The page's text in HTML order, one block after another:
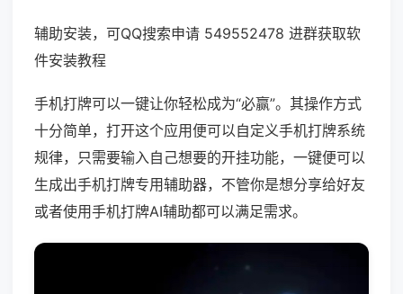
辅助安装，可QQ搜索申请 549552478 进群获取软
件安装教程
手机打牌可以一键让你轻松成为“必赢”。其操作方式
十分简单，打开这个应用便可以自定义手机打牌系统
规律，只需要输入自己想要的开挂功能，一键便可以
生成出手机打牌专用辅助器，不管你是想分享给好友
或者使用手机打牌AI辅助都可以满足需求。